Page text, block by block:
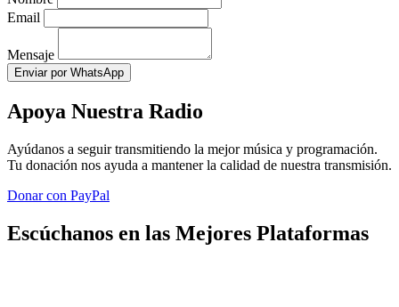
Email
Mensaje
Enviar por WhatsApp
Apoya Nuestra Radio
Ayúdanos a seguir transmitiendo la mejor música y programación.
Tu donación nos ayuda a mantener la calidad de nuestra transmisión.
Donar con PayPal
Escúchanos en las Mejores Plataformas